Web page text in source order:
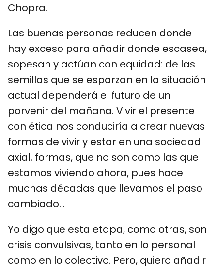
Chopra.
Las buenas personas reducen donde
hay exceso para añadir donde escasea,
sopesan y actúan con equidad: de las
semillas que se esparzan en la situación
actual dependerá el futuro de un
porvenir del mañana. Vivir el presente
con ética nos conduciría a crear nuevas
formas de vivir y estar en una sociedad
axial, formas, que no son como las que
estamos viviendo ahora, pues hace
muchas décadas que llevamos el paso
cambiado…
Yo digo que esta etapa, como otras, son
crisis convulsivas, tanto en lo personal
como en lo colectivo. Pero, quiero añadir